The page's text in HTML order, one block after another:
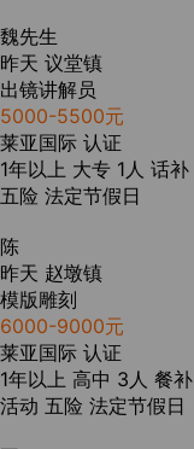
魏先生
昨天 议堂镇
出镜讲解员
5000-5500元
莱亚国际 认证
1年以上 大专 1人 话补
五险 法定节假日
陈
昨天 赵墩镇
模版雕刻
6000-9000元
莱亚国际 认证
1年以上 高中 3人 餐补
活动 五险 法定节假日